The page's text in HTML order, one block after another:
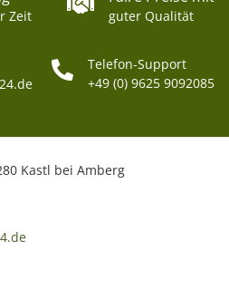
Zeit guter Qualität
Telefon-Support
+49 (0) 9625 9092085
Kastl bei Amberg